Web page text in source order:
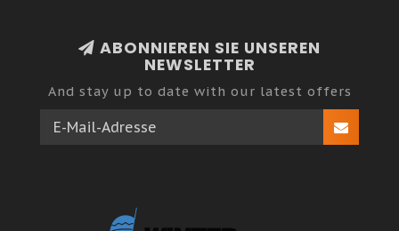
ABONNIEREN SIE UNSEREN
NEWSLETTER
And stay up to date with our latest offers